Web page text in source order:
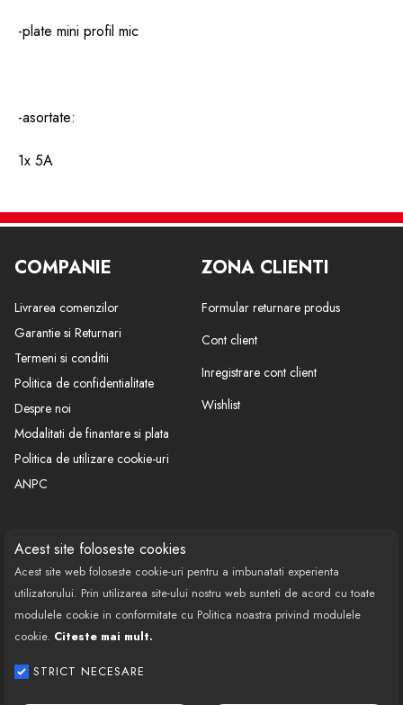
Acest site foloseste cookies
Acest site web foloseste cookie-uri pentru a imbunatati experienta
utilizatorului. Prin utilizarea site-ului nostru web sunteti de acord cu toate
modulele cookie in conformitate cu Politica noastra privind modulele
cookie. Citeste mai mult.
STRICT NECESARE
-plate mini profil mic
-asortate:
1x 5A
2X 20A
1X 25A
1X 30A
-10buc la blister.
COMPANIE
Livrarea comenzilor
Garantie si Returnari
Termeni si conditii
Politica de confidentialitate
Despre noi
Modalitati de finantare si plata
Politica de utilizare cookie-uri
ANPC
ZONA CLIENTI
Formular returnare produs
Cont client
Inregistrare cont client
Wishlist
CONTACT
Call Center: 0377 100 941
Program de lucru: Luni-Vineri
08:00 - 18:00
Email: contact@bestautovest.ro